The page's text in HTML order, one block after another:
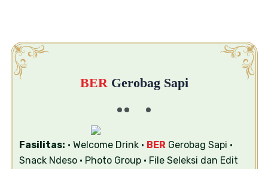
BER Gerobag Sapi
Fasilitas: • Welcome Drink• BERGerobag Sapi •
Snack Ndeso• Photo Group• File Seleksi dan Edit